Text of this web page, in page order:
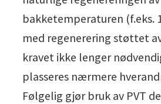
bakketemperaturen (f.eks.
med regenerering støttet
kravet ikke lenger
plasseres nærmere
Følgelig gjør bruk av PVT